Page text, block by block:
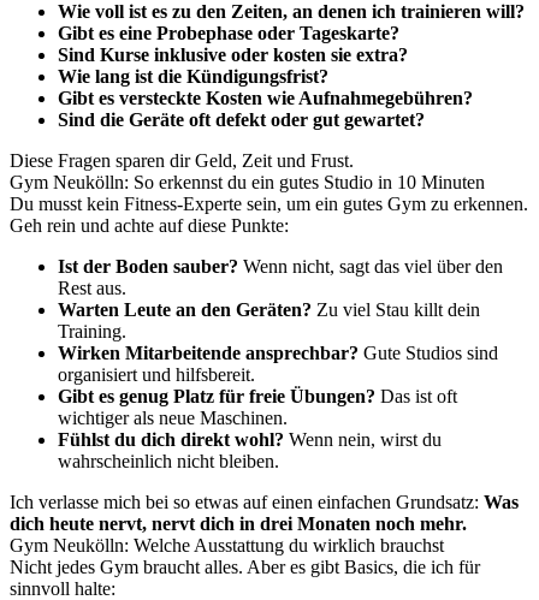
Wie voll ist es zu den Zeiten, an denen ich trainieren will?
Gibt es eine Probephase oder Tageskarte?
Sind Kurse inklusive oder kosten sie extra?
Wie lang ist die Kündigungsfrist?
Gibt es versteckte Kosten wie Aufnahmegebühren?
Sind die Geräte oft defekt oder gut gewartet?
Diese Fragen sparen dir Geld, Zeit und Frust.
Gym Neukölln: So erkennst du ein gutes Studio in 10 Minuten
Du musst kein Fitness-Experte sein, um ein gutes Gym zu erkennen.
Geh rein und achte auf diese Punkte:
Ist der Boden sauber? Wenn nicht, sagt das viel über den
Rest aus.
Warten Leute an den Geräten? Zu viel Stau killt dein
Training.
Wirken Mitarbeitende ansprechbar? Gute Studios sind
organisiert und hilfsbereit.
Gibt es genug Platz für freie Übungen? Das ist oft
wichtiger als neue Maschinen.
Fühlst du dich direkt wohl? Wenn nein, wirst du
wahrscheinlich nicht bleiben.
Ich verlasse mich bei so etwas auf einen einfachen Grundsatz: Was
dich heute nervt, nervt dich in drei Monaten noch mehr.
Gym Neukölln: Welche Ausstattung du wirklich brauchst
Nicht jedes Gym braucht alles. Aber es gibt Basics, die ich für
sinnvoll halte: